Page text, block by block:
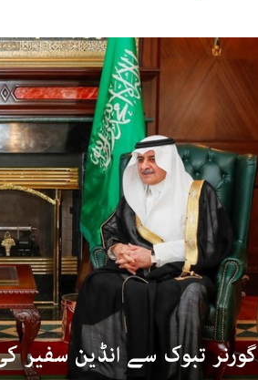
گورنر تبوک سے انڈین سفیر